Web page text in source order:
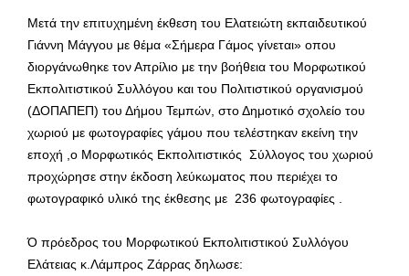
Μετά την επιτυχημένη έκθεση του Ελατειώτη εκπαιδευτικού
Γιάννη Μάγγου με θέμα «Σήμερα Γάμος γίνεται» οπου
διοργάνωθηκε τον Απρίλιο με την βοήθεια του Μορφωτικού
Εκπολιτιστικού Συλλόγου και του Πολιτιστικού οργανισμού
(ΔΟΠΑΠΕΠ) του Δήμου Τεμπών, στο Δημοτικό σχολείο του
χωριού με φωτογραφίες γάμου που τελέστηκαν εκείνη την
εποχή ,ο Μορφωτικός Εκπολιτιστικός Σύλλογος του χωριού
προχώρησε στην έκδοση λεύκωματος που περιέχει το
φωτογραφικό υλικό της έκθεσης με 236 φωτογραφίες .
Ό πρόεδρος του Μορφωτικού Εκπολιτιστικού Συλλόγου
Ελάτειας κ.Λάμπρος Ζάρρας δηλωσε: